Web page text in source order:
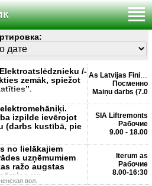
/-
zemāk, spiežot
As Latvijas Finieris
Посменно
Maiņu darbs (7.0
izpilde ievērojot
(darbs kustībā, pie
SIA Liftremonts
Рабочие
9.00 - 18.00
no lielākajiem
uzņēmumiem
ražo augstas
un
вол.
Iterum as
Рабочие
8.00-16:30